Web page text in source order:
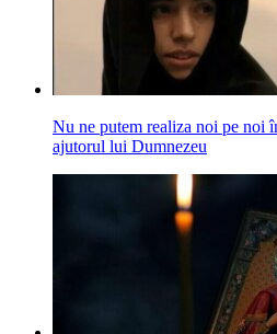
Nu ne putem realiza noi pe noi
ajutorul lui Dumnezeu